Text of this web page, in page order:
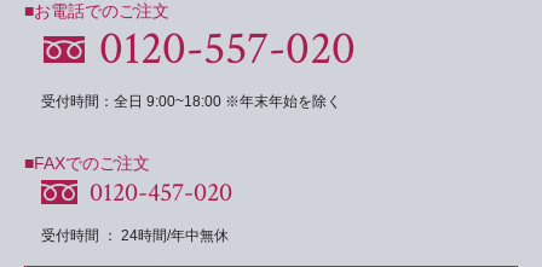
■お電話でのご注文
0120-557-020
受付時間：全日 9:00~18:00 ※年末年始を除く
■FAXでのご注文
0120-457-020
受付時間 ： 24時間/年中無休